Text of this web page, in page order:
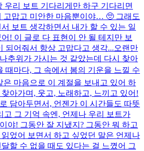
리 보트 기다리게만 하구 기다리면
고맙고 미안한 마음뿐이야… 🥺 그래도
보트 생각하면서 내가 할 수 있는 일
! 이 글로 다 표현이 안 될 테지만 보
되어줘서 항상 고맙다고 생각...오랜만
추위가 가시는 것 같았는데 다시 찾아
때마다, 그 속에서 봄의 기운을 느낄 수
은 마음으로 이 계절을 보내고 있어 하
아가며, 웃고, 노래하고, 느끼고 있어!
담아두면서, 언젠가 이 시간들도 따뜻
고 그 기억 속엔, 언제나 우리 보트가
야! 그동안 잘 지냈지? 그동안 뭐 하고
었어 보면서 하고 싶었던 말은 언제나
할 수 없을 때도 있다는 걸 느꼈어 그